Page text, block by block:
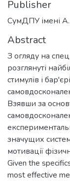
Publisher
СумДПУ імені
Abstract
З огляду на
розглянуті
стимулів і
Взявши за
значущих
мотивації
Given the
most effective